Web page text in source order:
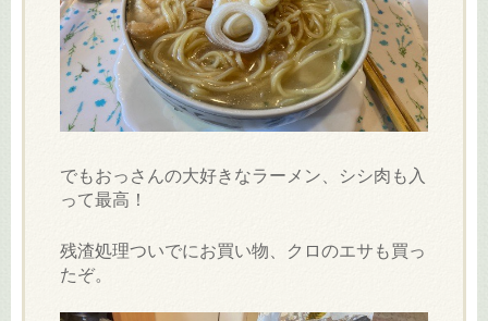
でもおっさんの大好きなラーメン、シシ肉も入
って最高！
残渣処理ついでにお買い物、クロのエサも買っ
たぞ。